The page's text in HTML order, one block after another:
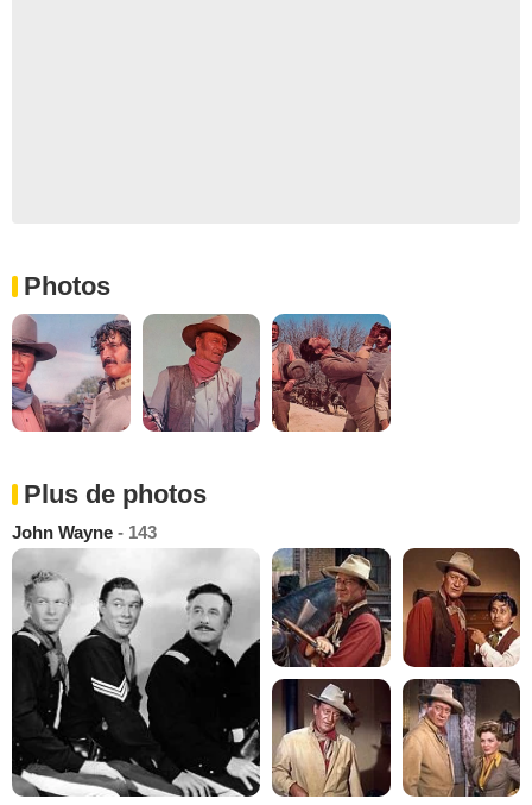
Photos
Plus de photos
John Wayne - 143